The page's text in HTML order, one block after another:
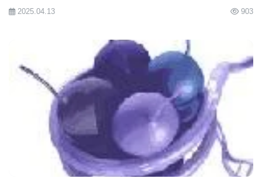
るだろう。 したがって、この研究は、視覚系の機能
的な一歩を踏み出したと言える。
[siteimg width=550
height=550">modules/xelfinder/index.php/view/674/
1.jpg[/siteimg">
2025.04.13 903
BIOMARKET JP